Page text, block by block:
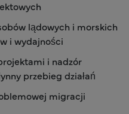
lądowych i morskich
i wydajności
i nadzór
przebieg działań
migracji